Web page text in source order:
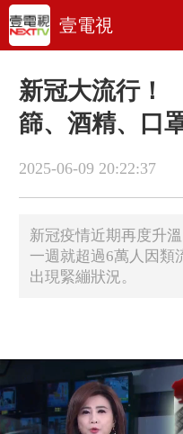
壹電視
新冠大流行！
篩、酒精、口
2025-06-09 20:22:37
新冠疫情近期再度升
一週就超過6萬人因類
出現緊繃狀況。